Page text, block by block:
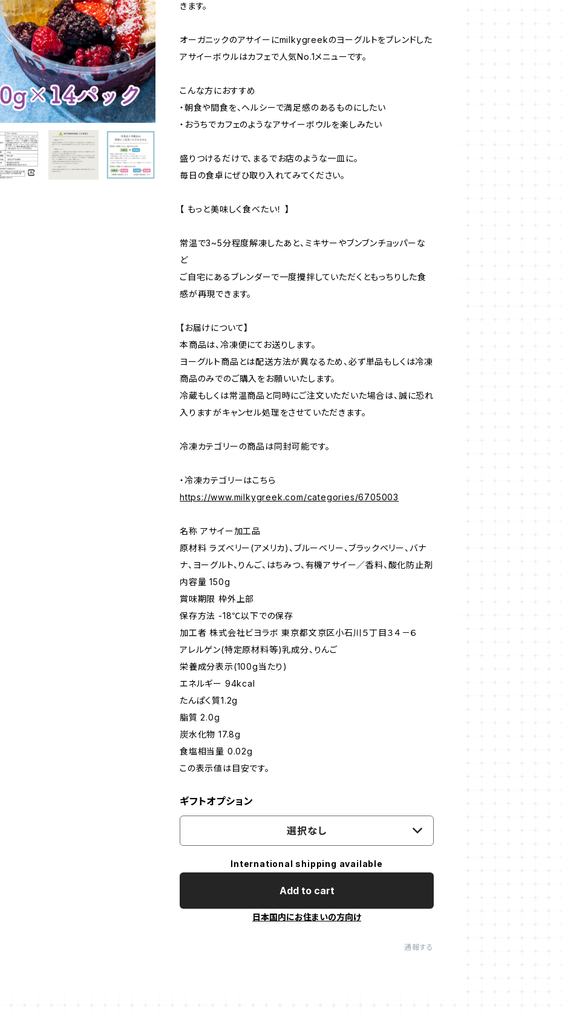
きます。
オーガニックのアサイーにmilkygreekのヨーグルトをブレンドした
アサイーボウルはカフェで人気No.1メニューです。
こんな方におすすめ
・朝食や間食を、ヘルシーで満足感のあるものにしたい
・おうちでカフェのようなアサイーボウルを楽しみたい
盛りつけるだけで、まるでお店のような一皿に。
毎日の食卓にぜひ取り入れてみてください。
【 もっと美味しく食べたい！ 】
常温で3~5分程度解凍したあと、ミキサーやブンブンチョッパーな
ど
ご自宅にあるブレンダーで一度攪拌していただくともっちりした食
感が再現できます。
【お届けについて】
本商品は、冷凍便にてお送りします。
ヨーグルト商品とは配送方法が異なるため、必ず単品もしくは冷凍
商品のみでのご購入をお願いいたします。
冷蔵もしくは常温商品と同時にご注文いただいた場合は、誠に恐れ
入りますがキャンセル処理をさせていただきます。
冷凍カテゴリーの商品は同封可能です。
・冷凍カテゴリーはこちら
https://www.milkygreek.com/categories/6705003
名称 アサイー加工品
原材料 ラズベリー(アメリカ)、ブルーベリー、ブラックベリー、バナ
ナ、ヨーグルト、りんご、はちみつ、有機アサイー／香料、酸化防止剤
内容量 150g
賞味期限 枠外上部
保存方法 -18℃以下での保存
加工者 株式会社ビヨラボ 東京都文京区小石川５丁目３４－６
アレルゲン(特定原材料等)乳成分、りんご
栄養成分表示(100g当たり)
エネルギー 94kcal
たんぱく質1.2g
脂質 2.0g
炭水化物 17.8g
食塩相当量 0.02g
この表示値は目安です。
ギフトオプション
選択なし
International shipping available
Add to cart
日本国内にお住まいの方向け
通報する